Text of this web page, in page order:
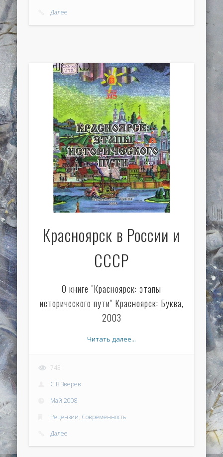
Далее
Красноярск в России и
СССР
О книге "Красноярск: этапы
исторического пути" Красноярск: Буква,
2003
Читать далее...
743
С.В.Зверев
Май.2008
Рецензии, Современность
Далее